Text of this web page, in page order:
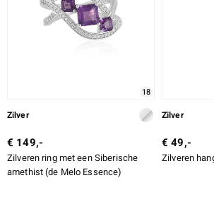
18
Zilver
€ 149,-
Zilveren ring met een Siberische
amethist (de Melo Essence)
Zilver
€ 49,-
Zilveren